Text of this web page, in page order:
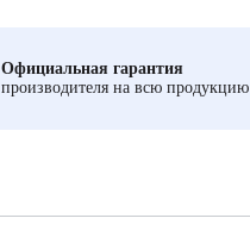
Официальная гарантия
производителя на всю продукцию